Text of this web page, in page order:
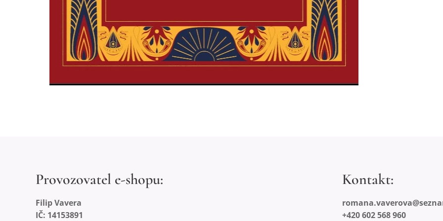
Provozovatel e-shopu:
Filip Vavera
IČ: 14153891
Kontakt:
+420 602 568 960